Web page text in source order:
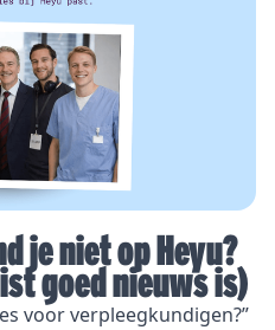
je niet op Heyu?
goed nieuws is)
voor verpleegkundigen?”